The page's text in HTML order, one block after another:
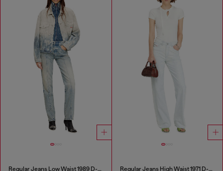
Regular Jeans Low Waist 1989 D-Mine Regular Jeans High Waist 1971 D-Sent